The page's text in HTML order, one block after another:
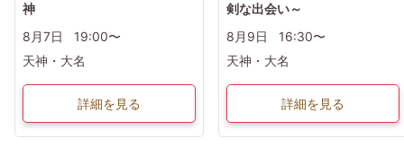
神
8月7日
19:00〜
天神・大名
詳細を見る
剣な出会い～
8月9日
16:30〜
天神・大名
詳細を見る